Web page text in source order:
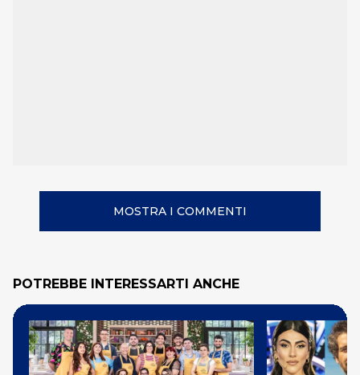
MOSTRA I COMMENTI
POTREBBE INTERESSARTI ANCHE